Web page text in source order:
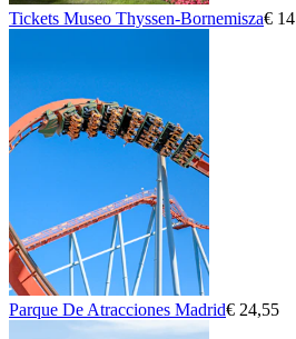
Tickets Museo Thyssen-Bornemisza€ 14
Parque De Atracciones Madrid€ 24,55